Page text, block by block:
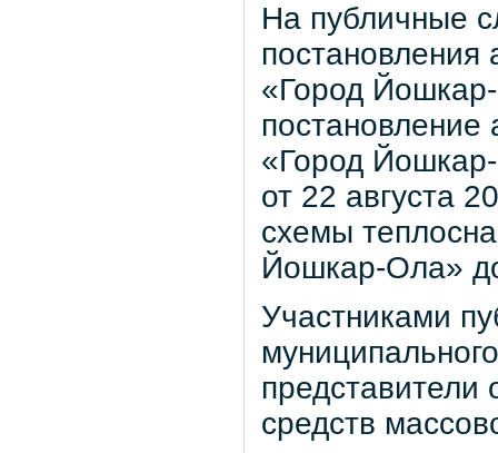
На публичные
постановления
«Город
постановление
«Город
от 22 августа
схемы
Йошкар-Ола»
Участниками
представители
средств